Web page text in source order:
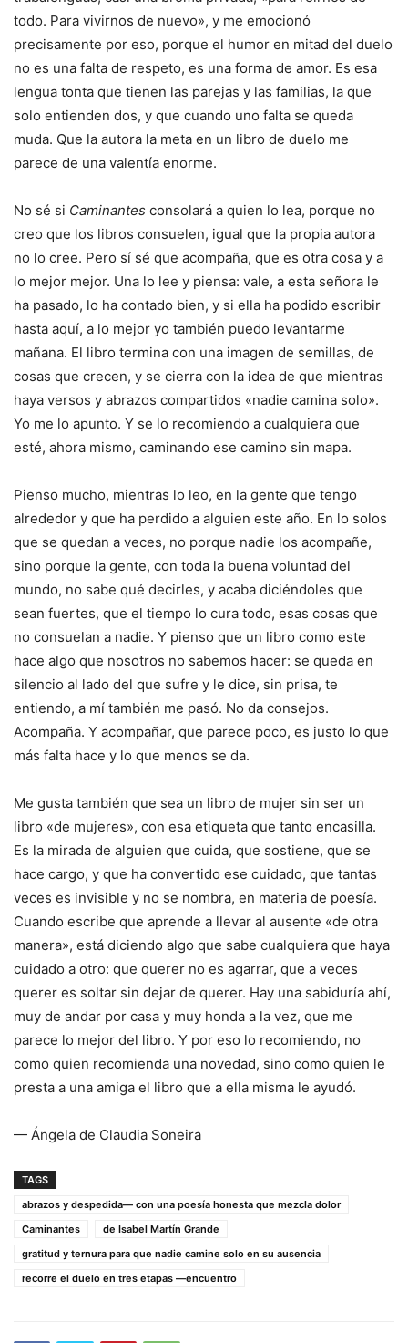
todo. Para vivirnos de nuevo», y me emocionó
precisamente por eso, porque el humor en mitad del duelo
no es una falta de respeto, es una forma de amor. Es esa
lengua tonta que tienen las parejas y las familias, la que
solo entienden dos, y que cuando uno falta se queda
muda. Que la autora la meta en un libro de duelo me
parece de una valentía enorme.
No sé si Caminantes consolará a quien lo lea, porque no
creo que los libros consuelen, igual que la propia autora
no lo cree. Pero sí sé que acompaña, que es otra cosa y a
lo mejor mejor. Una lo lee y piensa: vale, a esta señora le
ha pasado, lo ha contado bien, y si ella ha podido escribir
hasta aquí, a lo mejor yo también puedo levantarme
mañana. El libro termina con una imagen de semillas, de
cosas que crecen, y se cierra con la idea de que mientras
haya versos y abrazos compartidos «nadie camina solo».
Yo me lo apunto. Y se lo recomiendo a cualquiera que
esté, ahora mismo, caminando ese camino sin mapa.
Pienso mucho, mientras lo leo, en la gente que tengo
alrededor y que ha perdido a alguien este año. En lo solos
que se quedan a veces, no porque nadie los acompañe,
sino porque la gente, con toda la buena voluntad del
mundo, no sabe qué decirles, y acaba diciéndoles que
sean fuertes, que el tiempo lo cura todo, esas cosas que
no consuelan a nadie. Y pienso que un libro como este
hace algo que nosotros no sabemos hacer: se queda en
silencio al lado del que sufre y le dice, sin prisa, te
entiendo, a mí también me pasó. No da consejos.
Acompaña. Y acompañar, que parece poco, es justo lo que
más falta hace y lo que menos se da.
Me gusta también que sea un libro de mujer sin ser un
libro «de mujeres», con esa etiqueta que tanto encasilla.
Es la mirada de alguien que cuida, que sostiene, que se
hace cargo, y que ha convertido ese cuidado, que tantas
veces es invisible y no se nombra, en materia de poesía.
Cuando escribe que aprende a llevar al ausente «de otra
manera», está diciendo algo que sabe cualquiera que haya
cuidado a otro: que querer no es agarrar, que a veces
querer es soltar sin dejar de querer. Hay una sabiduría ahí,
muy de andar por casa y muy honda a la vez, que me
parece lo mejor del libro. Y por eso lo recomiendo, no
como quien recomienda una novedad, sino como quien le
presta a una amiga el libro que a ella misma le ayudó.
— Ángela de Claudia Soneira
TAGS
abrazos y despedida— con una poesía honesta que mezcla dolor
Caminantes
de Isabel Martín Grande
gratitud y ternura para que nadie camine solo en su ausencia
recorre el duelo en tres etapas —encuentro